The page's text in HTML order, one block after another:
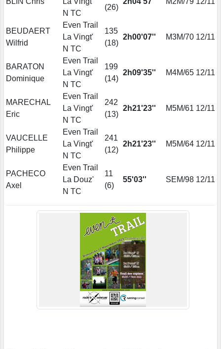
N TC
(26)
BEUDAERT
Wilfrid
Even Trail
La Vingt'
N TC
135
(18)
2h00'07'' M3M/70 12/11
BARATON
Dominique
Even Trail
La Vingt'
N TC
199
(14)
2h09'35'' M4M/65 12/11
MARECHAL
Eric
Even Trail
La Vingt'
N TC
242
(13)
2h21'23'' M5M/61 12/11
VAUCELLE
Philippe
Even Trail
La Vingt'
N TC
241
(12)
2h21'23'' M5M/64 12/11
PACHECO
Axel
Even Trail
La Douz'
N TC
11
(6)
55'03'' SEM/98 12/11